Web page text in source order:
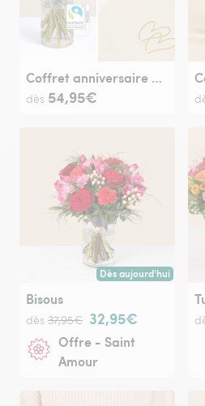
Coffret anniversaire maman
dès 54,95€
Dès aujourd'hui
Livraison dès
Bisous
dès 37,95€ 32,95€
Offre - Saint
Amour